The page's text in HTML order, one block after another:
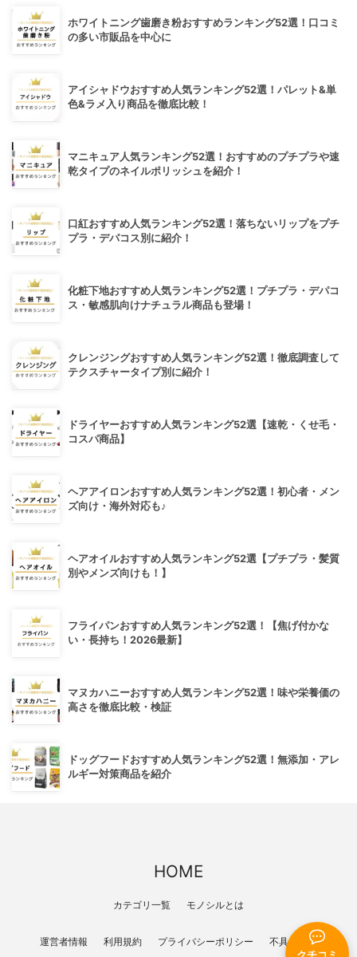
ホワイトニング歯磨き粉おすすめランキング52選！口コミ
の多い市販品を中心に
アイシャドウおすすめ人気ランキング52選！パレット&単
色&ラメ入り商品を徹底比較！
マニキュア人気ランキング52選！おすすめのプチプラや速
乾タイプのネイルポリッシュを紹介！
口紅おすすめ人気ランキング52選！落ちないリップをプチ
プラ・デパコス別に紹介！
化粧下地おすすめ人気ランキング52選！プチプラ・デパコ
ス・敏感肌向けナチュラル商品も登場！
クレンジングおすすめ人気ランキング52選！徹底調査して
テクスチャータイプ別に紹介！
ドライヤーおすすめ人気ランキング52選【速乾・くせ毛・
コスパ商品】
ヘアアイロンおすすめ人気ランキング52選！初心者・メン
ズ向け・海外対応も♪
ヘアオイルおすすめ人気ランキング52選【プチプラ・髪質
別やメンズ向けも！】
フライパンおすすめ人気ランキング52選！【焦げ付かな
い・長持ち！2026最新】
マヌカハニーおすすめ人気ランキング52選！味や栄養価の
高さを徹底比較・検証
ドッグフードおすすめ人気ランキング52選！無添加・アレ
ルギー対策商品を紹介
HOME
カテゴリ一覧 モノシルとは
運営者情報 利用規約 プライバシーポリシー 不具合報告